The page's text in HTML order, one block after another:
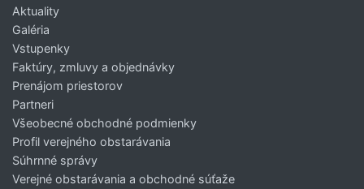
Aktuality
Galéria
Vstupenky
Faktúry, zmluvy a objednávky
Prenájom priestorov
Partneri
Všeobecné obchodné podmienky
Profil verejného obstarávania
Súhrnné správy
Verejné obstarávania a obchodné súťaže